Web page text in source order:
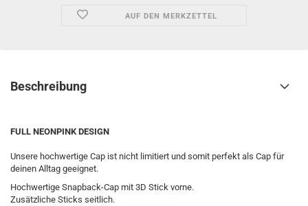
AUF DEN MERKZETTEL
Beschreibung
FULL NEONPINK DESIGN
Unsere hochwertige Cap ist nicht limitiert und somit perfekt als Cap für
deinen Alltag geeignet.
Hochwertige Snapback-Cap mit 3D Stick vorne.
Zusätzliche Sticks seitlich.